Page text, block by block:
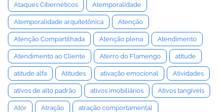
Ataques Cibernéticos Atemporalidade
Atemporalidade arquitetônica Atenção
Atenção Compartilhada Atenção plena Atendimento
Atendimento ao Cliente Aterro do Flamengo atitude
atitude alfa Atitudes ativação emocional Atividades
ativos de alto padrão ativos imobiliários Ativos tangíveis
Ator Atração atração comportamental